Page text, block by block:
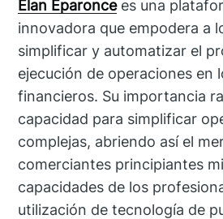
Élan Éparoncees una
innovadora que empodera a
simplificar y automatizar el
ejecución de operaciones en
financieros. Su importancia
capacidad para simplificar
complejas, abriendo así el
comerciantes principiantes
capacidades de los
utilización de tecnología de